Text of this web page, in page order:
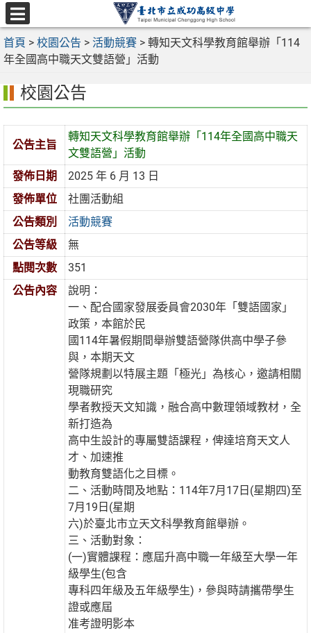
跳
至
主
要
區
選
單
首頁 > 校園公告 > 活動競賽 > 轉知天文科學教育館舉辦「114
年全國高中職天文雙語營」活動
校園公告
公告主旨
轉知天文科學教育館舉辦「114年全國高中職天
文雙語營」活動
發佈日期
2025 年 6 月 13 日
發佈單位
社團活動組
公告類別
活動競賽
公告等級
無
點閱次數
351
公告內容
說明：
一、配合國家發展委員會2030年「雙語國家」
政策，本館於民
國114年暑假期間舉辦雙語營隊供高中學子參
與，本期天文
營隊規劃以特展主題「極光」為核心，邀請相關
現職研究
學者教授天文知識，融合高中數理領域教材，全
新打造為
高中生設計的專屬雙語課程，俾達培育天文人
才、加速推
動教育雙語化之目標。
二、活動時間及地點：114年7月17日(星期四)至
7月19日(星期
六)於臺北市立天文科學教育館舉辦。
三、活動對象：
(一)實體課程：應屆升高中職一年級至大學一年
級學生(包含
專科四年級及五年級學生)，參與時請攜帶學生
證或應屆
准考證明影本